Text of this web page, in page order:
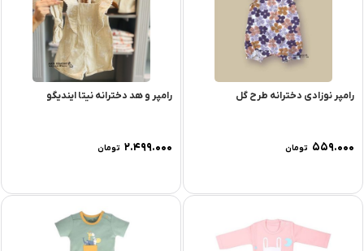
رامپر نوزادی دخترانه طرح گل
۵۵۹.۰۰۰ تومان
رامپر و هد دخترانه نیتا ایندیگو
۲.۴۹۹.۰۰۰ تومان